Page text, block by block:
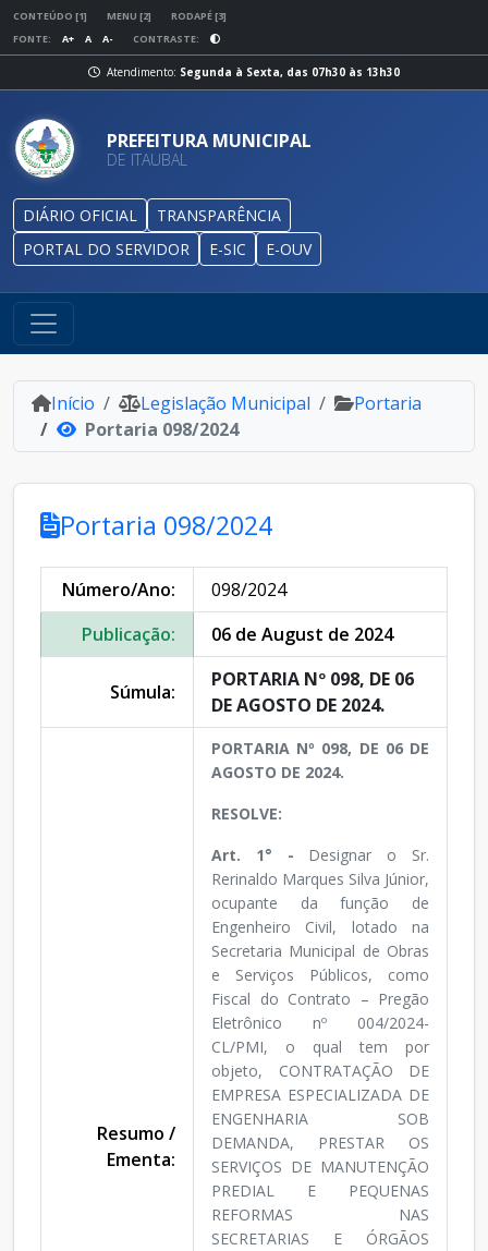
CONTEÚDO [1] MENU [2]
RODAPÉ [3]
FONTE:
A+ A A- CONTRASTE:
Atendimento: Segunda à Sexta, das 07h30 às 13h30
PREFEITURA MUNICIPAL
DE ITAUBAL
DIÁRIO OFICIAL
TRANSPARÊNCIA
PORTAL DO SERVIDOR
E-SIC E-OUV
Início Legislação Municipal
Portaria
Portaria 098/2024
Portaria 098/2024
Número/Ano:
098/2024
Publicação:
06 de August de 2024
Súmula:
PORTARIA Nº 098, DE 06
DE AGOSTO DE 2024.
Resumo /
Ementa:
PORTARIA Nº 098, DE 06 DE
AGOSTO DE 2024.
RESOLVE:
Art. 1° - Designar o Sr.
Rerinaldo Marques Silva Júnior,
ocupante da função de
Engenheiro Civil, lotado na
Secretaria Municipal de Obras
e Serviços Públicos, como
Fiscal do Contrato – Pregão
Eletrônico nº 004/2024-
CL/PMI, o qual tem por
objeto, CONTRATAÇÃO DE
EMPRESA ESPECIALIZADA DE
ENGENHARIA SOB
DEMANDA, PRESTAR OS
SERVIÇOS DE MANUTENÇÃO
PREDIAL E PEQUENAS
REFORMAS NAS
SECRETARIAS E ÓRGÃOS